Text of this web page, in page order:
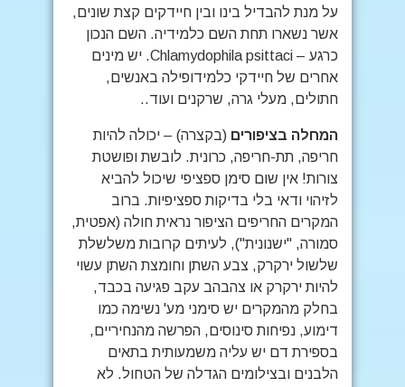
על מנת להבדיל בינו ובין חיידקים קצת שונים,
אשר נשארו תחת השם כלמידיה. השם הנכון
כרגע – Chlamydophila psittaci. יש מינים
אחרים של חיידקי כלמידופילה באנשים,
חתולים, מעלי גרה, שרקנים ועוד..
המחלה בציפורים (בקצרה) – יכולה להיות
חריפה, תת-חריפה, כרונית. לובשת ופושטת
צורות! אין שום סימן ספציפי שיכול להביא
לזיהוי ודאי בלי בדיקות ספציפיות. ברוב
המקרים החריפים הציפור נראית חולה (אפטית,
סמורה, "ישנונית"), לעיתים קרובות משלשלת
שלשול ירקרק, צבע השתן וחומצת השתן עשוי
להיות ירקרק או צהבהב עקב פגיעה בכבד,
בחלק מהמקרים יש סימני מע' נשימה כמו
דימוע, נפיחות סינוסים, הפרשה מהנחיריים,
בספירת דם יש עליה משמעותית בתאים
הלבנים ובצילומים הגדלה של הטחול. לא